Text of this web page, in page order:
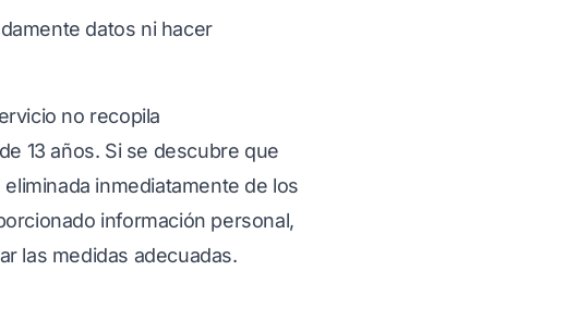
datos ni hacer
no recopila
13 años. Si se descubre que
inmediatamente de los
información personal,
las medidas adecuadas.